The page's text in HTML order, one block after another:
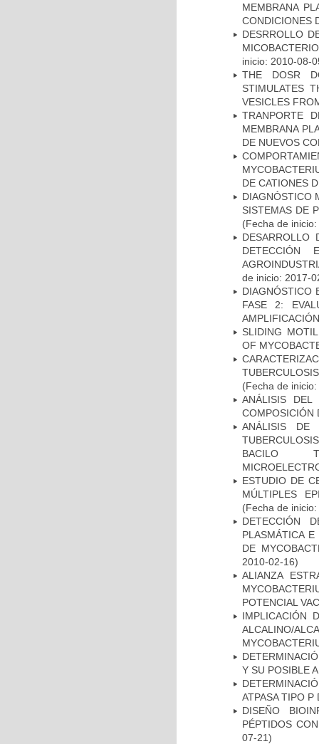
MEMBRANA
CONDICIONES
DESRROLLO
inicio: 2010-08-
THE DOSR
STIMULATES
VESICLES
TRANPORTE
MEMBRANA
DE NUEVOS
DE CATIONES
DIAGNÓSTICO
SISTEMAS DE
(Fecha de
DESARROLLO
DETECCIÓN
de inicio: 2017-
DIAGNÓSTICO
FASE 2:
SLIDING
OF
(Fecha de
ANÁLISIS DEL
COMPOSICIÓN
ANÁLISIS DE
BACILO
ESTUDIO DE
MÚLTIPLES
(Fecha de
DETECCIÓN
PLASMÁTICA
DE
2010-02-16)
ALIANZA
POTENCIAL
IMPLICACIÓN
ALCALINO/
Y SU POSIBLE
ATPASA TIPO
DISEÑO
PÉPTIDOS
07-21)